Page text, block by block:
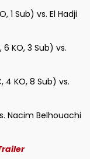
1 Sub) vs. El Hadji
KO, 3 Sub) vs.
4 KO, 8 Sub) vs.
Nacim Belhouachi